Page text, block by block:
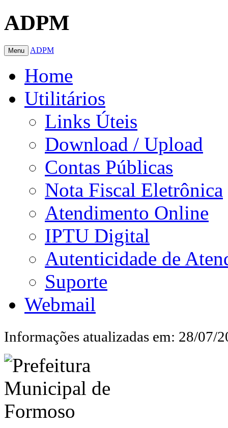
ADPM
Menu ADPM
Home
Utilitários
Links Úteis
Download / Upload
Contas Públicas
Nota Fiscal Eletrônica
Atendimento Online
IPTU Digital
Autenticidade de
Suporte
Webmail
Informações atualizadas em: 28/07/